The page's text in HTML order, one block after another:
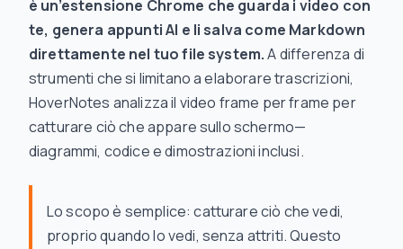
è un’estensione Chrome che guarda i video con
te, genera appunti AI e li salva come Markdown
direttamente nel tuo file system.A differenza di
strumenti che si limitano a elaborare trascrizioni,
HoverNotes analizza il video frame per frame per
catturare ciò che appare sullo schermo—
diagrammi, codice e dimostrazioni inclusi.
Lo scopo è semplice: catturare ciò che vedi,
proprio quando lo vedi, senza attriti. Questo